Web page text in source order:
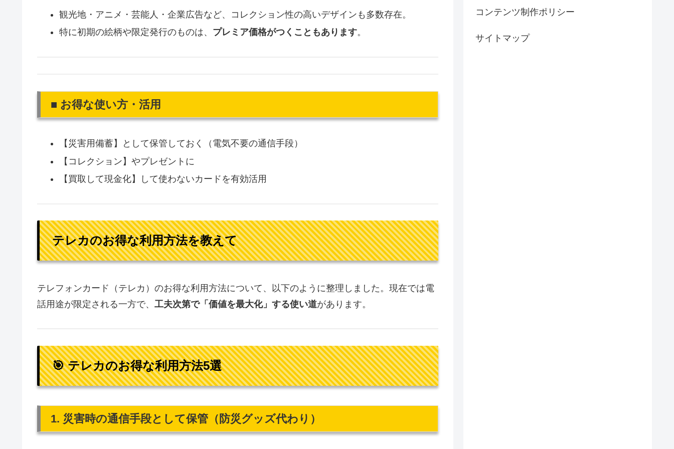
観光地・アニメ・芸能人・企業広告など、コレクション性の高いデザインも多数存在。
特に初期の絵柄や限定発行のものは、 プレミア価格がつくこともあります。
■ お得な使い方・活用
【災害用備蓄】として保管しておく（電気不要の通信手段）
【コレクション】やプレゼントに
【買取して現金化】して使わないカードを有効活用
テレカのお得な利用方法を教えて
テレフォンカード（テレカ）のお得な利用方法について、以下のように整理しました。現在では電
話用途が限定される一方で、 工夫次第で「価値を最大化」する使い道があります。
🎯 テレカのお得な利用方法5選
1. 災害時の通信手段として保管（防災グッズ代わり）
コンテンツ制作ポリシー
サイトマップ